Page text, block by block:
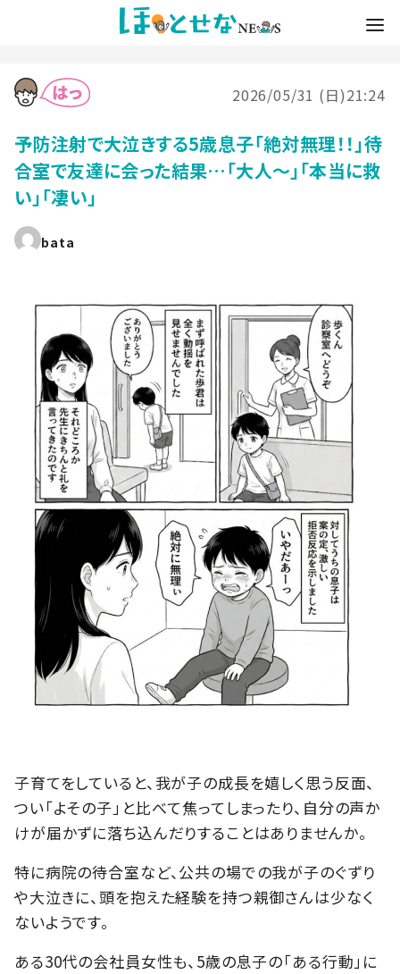
2026/05/31 (日)21:24
予防注射で大泣きする5歳息子「絶対無理！！」待
合室で友達に会った結果…「大人～」「本当に救
い」「凄い」
bata
子育てをしていると、我が子の成長を嬉しく思う反面、
つい「よその子」と比べて焦ってしまったり、自分の声か
けが届かずに落ち込んだりすることはありませんか。
特に病院の待合室など、公共の場での我が子のぐずり
や大泣きに、頭を抱えた経験を持つ親御さんは少なく
ないようです。
ある30代の会社員女性も、5歳の息子の「ある行動」に